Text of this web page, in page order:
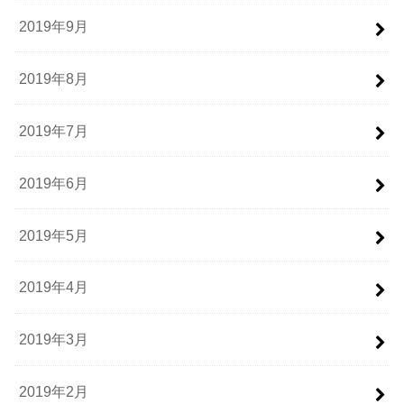
2019年9月
2019年8月
2019年7月
2019年6月
2019年5月
2019年4月
2019年3月
2019年2月